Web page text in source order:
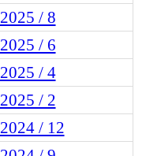
2025 / 8
2025 / 6
2025 / 4
2025 / 2
2024 / 12